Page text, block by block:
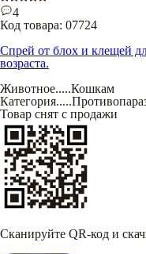
4
Код товара: 07724
Спрей от блох и клещей
возраста.
Животное.....Кошкам
Категория.....
Товар снят с продажи
Сканируйте QR-код и